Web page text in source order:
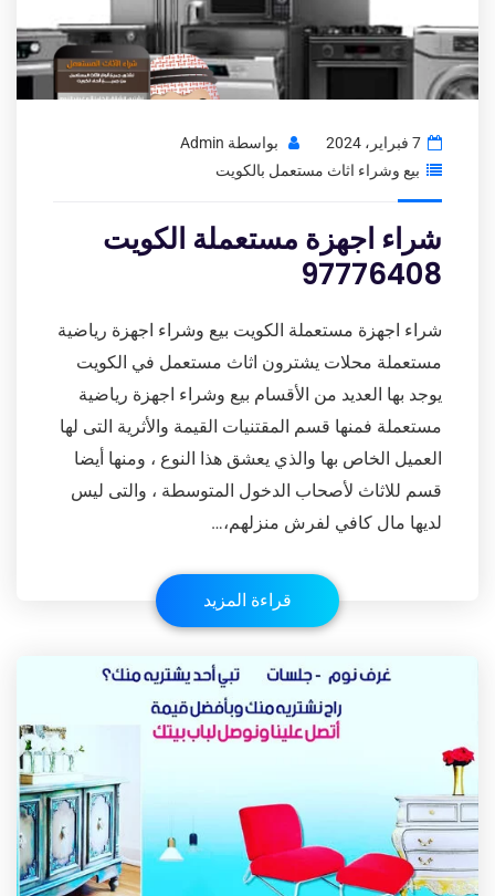
7 فبراير، 2024 بواسطة Admin
بيع وشراء اثاث مستعمل بالكويت
شراء اجهزة مستعملة الكويت
97776408
شراء اجهزة مستعملة الكويت بيع وشراء اجهزة رياضية
مستعملة محلات يشترون اثاث مستعمل في الكويت
يوجد بها العديد من الأقسام بيع وشراء اجهزة رياضية
مستعملة فمنها قسم المقتنيات القيمة والأثرية التى لها
العميل الخاص بها والذي يعشق هذا النوع ، ومنها أيضا
قسم للاثاث لأصحاب الدخول المتوسطة ، والتى ليس
لديها مال كافي لفرش منزلهم،…
قراءة المزيد